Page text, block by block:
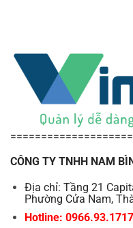
CÔNG TY TNHH NAM
Địa chỉ: Tầng 21
Phường Cửa Nam,
Hotline: 0966.93.1717